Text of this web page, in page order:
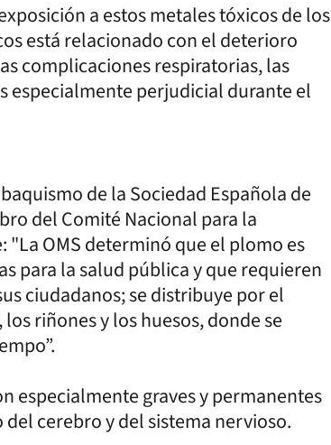
a estos metales tóxicos de los
está relacionado con el deterioro
complicaciones respiratorias, las
especialmente perjudicial durante el
de la Sociedad Española de
del Comité Nacional para la
"La OMS determinó que el plomo es
para la salud pública y que requieren
ciudadanos; se distribuye por el
riñones y los huesos, donde se
especialmente graves y permanentes
cerebro y del sistema nervioso.